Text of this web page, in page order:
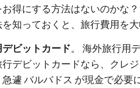
得にする方法はないのかな
知っておくと、旅行費用を
ビットカード。 海外旅行用
デビットカードなら、クレ
遽 バルバドス が現金で必要